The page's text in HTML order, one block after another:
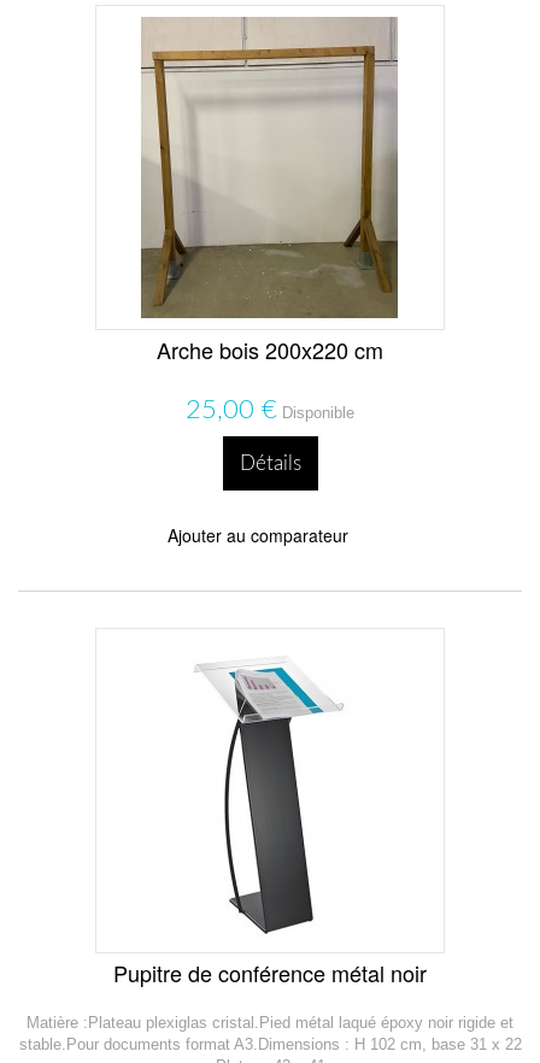
Arche bois 200x220 cm
25,00 € Disponible
Détails
Ajouter au comparateur
Pupitre de conférence métal noir
Matière :Plateau plexiglas cristal.Pied métal laqué époxy noir rigide et
stable.Pour documents format A3.Dimensions : H 102 cm, base 31 x 22